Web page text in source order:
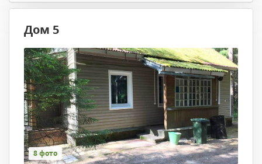
Дом 5
8 фото